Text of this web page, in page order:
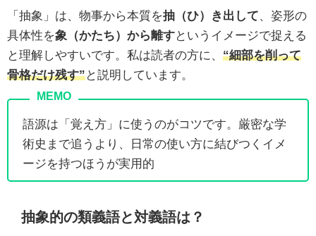
「抽象」は、物事から本質を抽（ひ）き出して 、姿形の
具体性を象（かたち）から離すというイメージで捉える
と理解しやすいです。私は読者の方に、 “細部を削って
骨格だけ残す”と説明しています。
語源は「覚え方」に使うのがコツです。厳密な学
術史まで追うより、日常の使い方に結びつくイメ
ージを持つほうが実用的
抽象的の類義語と対義語は？